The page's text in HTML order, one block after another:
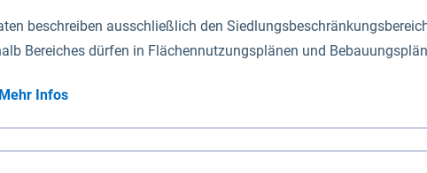
beschreiben ausschließlich den
Bereiches dürfen in Flächennutzungsplänen und
Mehr Infos